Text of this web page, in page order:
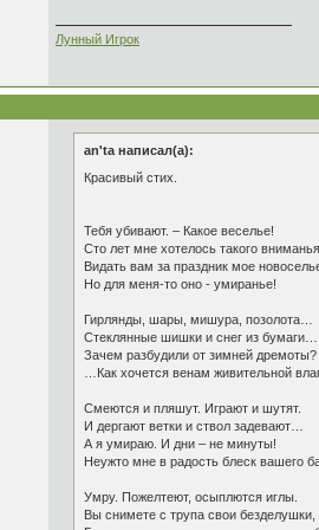
Лунный Игрок
an'ta написал(а):
Красивый стих.
Тебя убивают. – Какое веселье!
Сто лет мне хотелось такого
Видать вам за праздник мое
Но для меня-то оно - умиранье!
Гирлянды, шары, мишура, позолота…
Стеклянные шишки и снег из бумаги…
Зачем разбудили от зимней дремоты?
…Как хочется венам живительной
Смеются и пляшут. Играют и шутят.
И дергают ветки и ствол задевают…
А я умираю. И дни – не минуты!
Неужто мне в радость блеск вашего
Умру. Пожелтеют, осыплются иглы.
Вы снимете с трупа свои безделушки,